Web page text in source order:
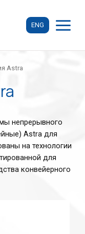
ENG
MAIN
MENU
Astra
непрерывного
Astra для
на технологии
для
конвейерного